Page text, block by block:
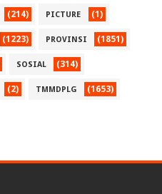
(214) PICTURE (1)
(1223) PROVINSI (1851)
SOSIAL (314)
(2) TMMDPLG (1653)